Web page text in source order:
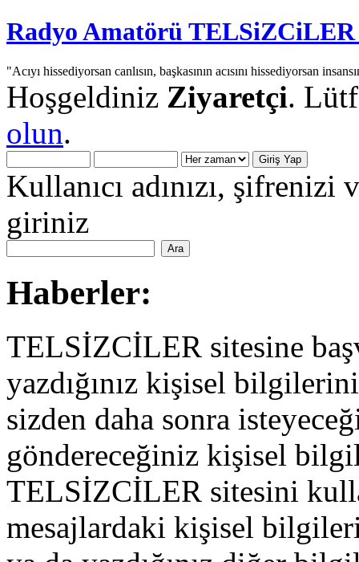
Radyo Amatörü
"Acıyı hissediyorsan canlısın, başkasının acısını hissediyorsan
Hoşgeldiniz Ziyaretçi.
olun.
Kullanıcı adınızı,
giriniz
Haberler:
TELSİZCİLER sitesine
yazdığınız kişisel
sizden daha sonra
göndereceğiniz kişisel
TELSİZCİLER sitesini
mesajlardaki kişisel